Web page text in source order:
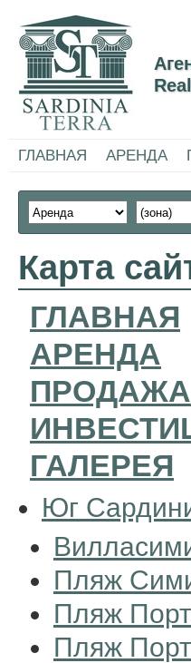
ГЛАВНАЯ АРЕНДА
Карта
ГЛАВНАЯ
АРЕНДА
ПРОДАЖА
ГАЛЕРЕЯ
Юг
Пляж
Пляж
Пляж